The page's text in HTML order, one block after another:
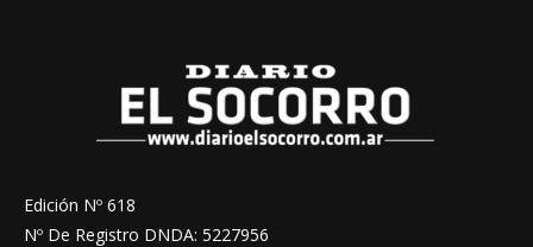
Edición Nº 618
Nº De Registro DNDA: 5227956